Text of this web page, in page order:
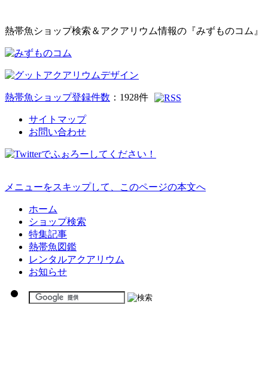
熱帯魚ショップ検索＆アクアリウム情報の『みずものコム』
熱帯魚ショップ登録件数 ： 1928件
サイトマップ
お問い合わせ
メニューをスキップして、このページの本文へ
ホーム
ショップ検索
特集記事
熱帯魚図鑑
レンタルアクアリウム
お知らせ